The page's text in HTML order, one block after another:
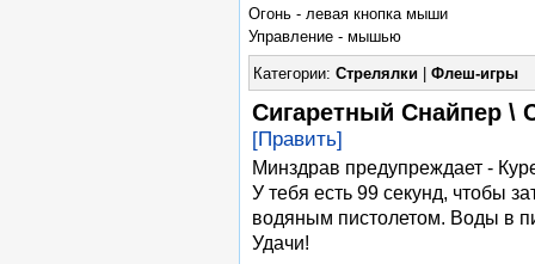
Огонь - левая кнопка мыши
Управление - мышью
Категории: Стрелялки Флеш-игры
Сигаретный Снайпер \
[Править]
Минздрав предупреждает -
У тебя есть 99 секунд, чтобы
водяным пистолетом. Воды в
Удачи!